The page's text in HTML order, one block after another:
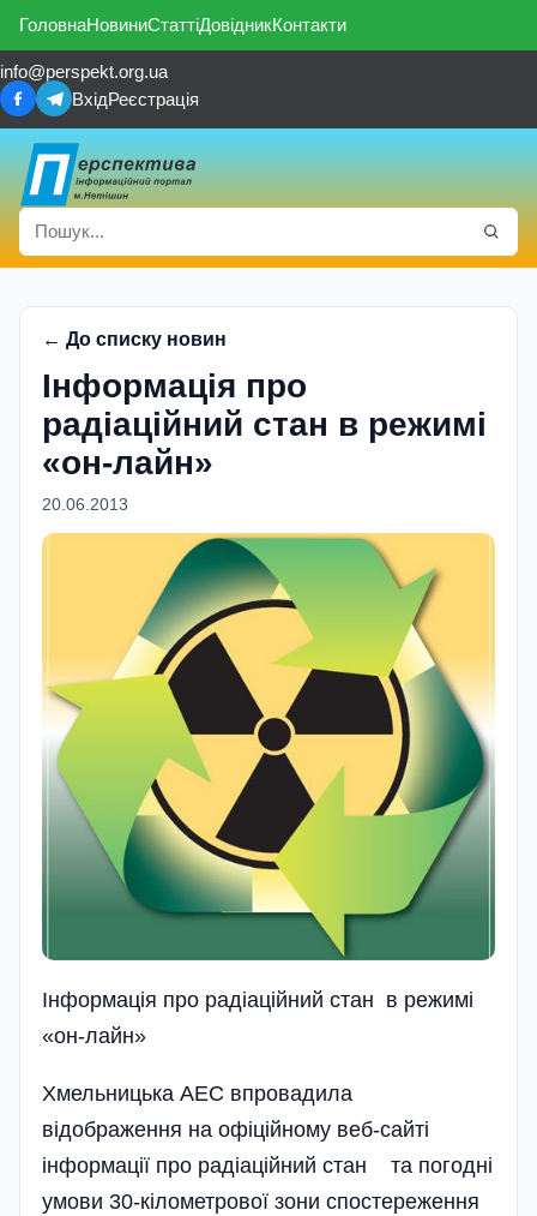
ГоловнаНовиниСтаттіДовідникКонтакти
info@perspekt.org.ua
ВхідРеєстрація
← До списку новин
Інформація про
радіаційний стан в режимі
«он-лайн»
20.06.2013
Інформація про радіаційний стан в режимі
«он-лайн»
Хмельницька АЕС впровадила
відображення на офі­ційному веб-сайті
інформації про радіаційний стан та погодні
умови 30-кілометрової зони спостереження